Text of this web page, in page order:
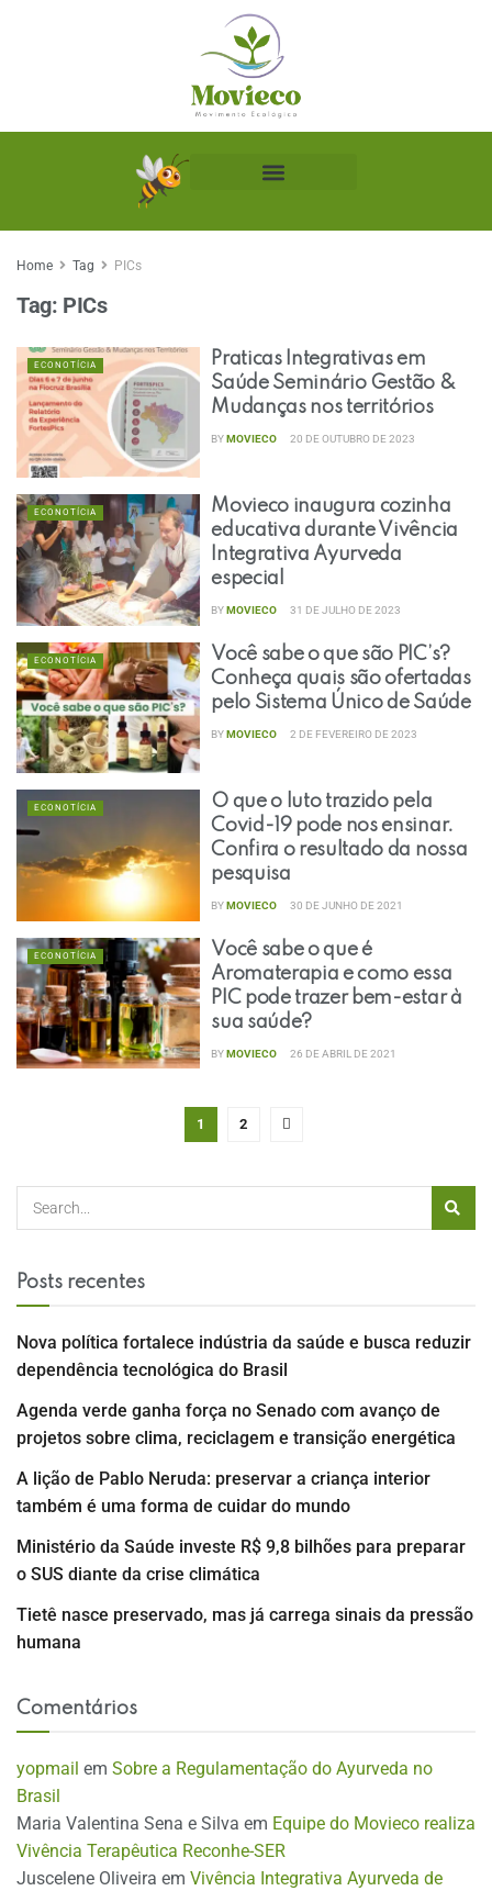
Home Tag PICs
Tag: PICs
ECONOTÍCIA
Praticas Integrativas em
Saúde Seminário Gestão &
Mudanças nos territórios
BYMOVIECO 20 DE OUTUBRO DE 2023
ECONOTÍCIA
Movieco inaugura cozinha
educativa durante Vivência
Integrativa Ayurveda
especial
BYMOVIECO 31 DE JULHO DE 2023
ECONOTÍCIA
Você sabe o que são PIC’s?
Conheça quais são ofertadas
pelo Sistema Único de Saúde
BYMOVIECO 2 DE FEVEREIRO DE 2023
ECONOTÍCIA
O que o luto trazido pela
Covid-19 pode nos ensinar.
Confira o resultado da nossa
pesquisa
BYMOVIECO 30 DE JUNHO DE 2021
ECONOTÍCIA
Você sabe o que é
Aromaterapia e como essa
PIC pode trazer bem-estar à
sua saúde?
BYMOVIECO 26 DE ABRIL DE 2021
1 2
Posts recentes
Nova política fortalece indústria da saúde e busca reduzir
dependência tecnológica do Brasil
Agenda verde ganha força no Senado com avanço de
projetos sobre clima, reciclagem e transição energética
A lição de Pablo Neruda: preservar a criança interior
também é uma forma de cuidar do mundo
Ministério da Saúde investe R$ 9,8 bilhões para preparar
o SUS diante da crise climática
Tietê nasce preservado, mas já carrega sinais da pressão
humana
Comentários
yopmail em Sobre a Regulamentação do Ayurveda no
Brasil
Maria Valentina Sena e Silva em Equipe do Movieco realiza
Vivência Terapêutica Reconhe-SER
Juscelene Oliveira em Vivência Integrativa Ayurveda de